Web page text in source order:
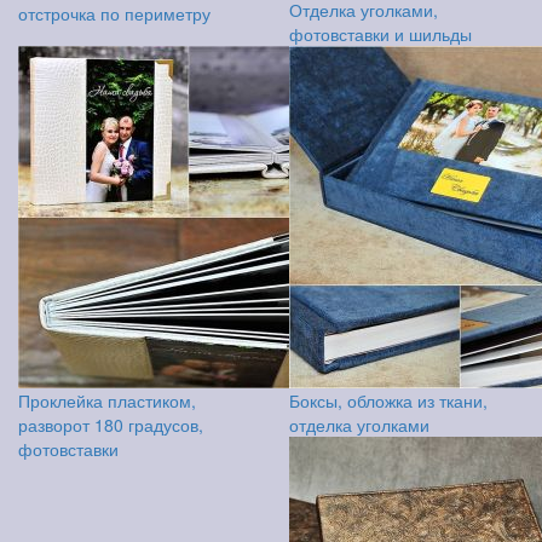
отстрочка по периметру
Отделка уголками,
фотовставки и шильды
Проклейка пластиком,
разворот 180 градусов,
фотовставки
Боксы, обложка из ткани,
отделка уголками